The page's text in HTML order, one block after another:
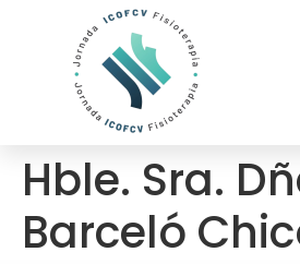
Hble. Sra.
Barceló